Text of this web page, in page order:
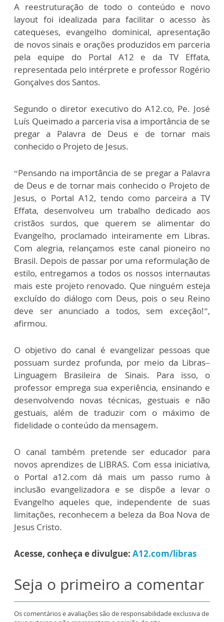
A reestruturação de todo o conteúdo e novo
layout foi idealizada para facilitar o acesso às
catequeses, evangelho dominical, apresentação
de novos sinais e orações produzidos em parceria
pela equipe do Portal A12 e da TV Effata,
representada pelo intérprete e professor Rogério
Gonçalves dos Santos.
Segundo o diretor executivo do A12.co, Pe. José
Luís Queimado a parceria visa a importância de se
pregar a Palavra de Deus e de tornar mais
conhecido o Projeto de Jesus.
“Pensando na importância de se pregar a Palavra
de Deus e de tornar mais conhecido o Projeto de
Jesus, o Portal A12, tendo como parceira a TV
Effata, desenvolveu um trabalho dedicado aos
cristãos surdos, que querem se alimentar do
Evangelho, proclamado inteiramente em Libras.
Com alegria, relançamos este canal pioneiro no
Brasil. Depois de passar por uma reformulação de
estilo, entregamos a todos os nossos internautas
mais este projeto renovado. Que ninguém esteja
excluído do diálogo com Deus, pois o seu Reino
deve ser anunciado a todos, sem exceção!”,
afirmou.
O objetivo do canal é evangelizar pessoas que
possuam surdez profunda, por meio da Libras–
Linguagem Brasileira de Sinais. Para isso, o
professor emprega sua experiência, ensinando e
desenvolvendo novas técnicas, gestuais e não
gestuais, além de traduzir com o máximo de
fidelidade o conteúdo da mensagem.
O canal também pretende ser educador para
novos aprendizes de LIBRAS. Com essa iniciativa,
o Portal a12.com dá mais um passo rumo à
inclusão evangelizadora e se dispõe a levar o
Evangelho aqueles que, independente de suas
limitações, reconhecem a beleza da Boa Nova de
Jesus Cristo.
Acesse, conheça e divulgue: A12.com/libras
Seja o primeiro a comentar
Os comentários e avaliações são de responsabilidade exclusiva de